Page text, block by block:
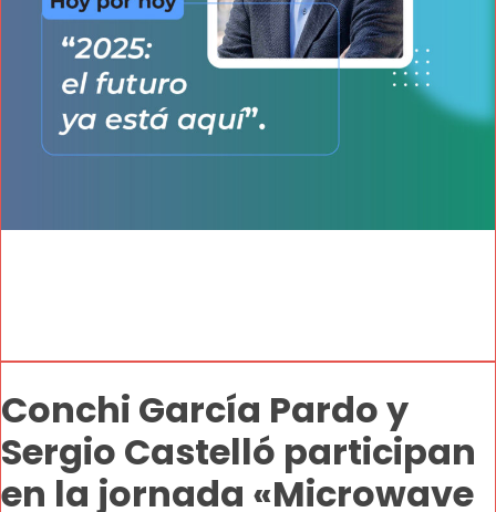
Conchi García Pardo y
Sergio Castelló participan
en la jornada «Microwave